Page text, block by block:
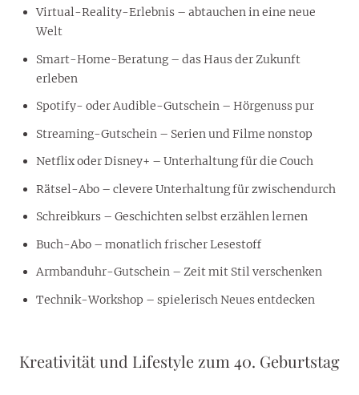
Virtual-Reality-Erlebnis – abtauchen in eine neue
Welt
Smart-Home-Beratung – das Haus der Zukunft
erleben
Spotify- oder Audible-Gutschein – Hörgenuss pur
Streaming-Gutschein – Serien und Filme nonstop
Netflix oder Disney+ – Unterhaltung für die Couch
Rätsel-Abo – clevere Unterhaltung für zwischendurch
Schreibkurs – Geschichten selbst erzählen lernen
Buch-Abo – monatlich frischer Lesestoff
Armbanduhr-Gutschein – Zeit mit Stil verschenken
Technik-Workshop – spielerisch Neues entdecken
Kreativität und Lifestyle zum 40. Geburtstag